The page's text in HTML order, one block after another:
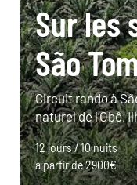
Sur les
São
Circuit rando à
naturel de l’Obô,
12 jours / 10 nuits
à partir de 2900€